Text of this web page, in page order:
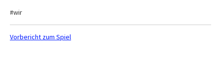
#wir
Vorbericht zum Spiel